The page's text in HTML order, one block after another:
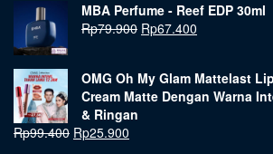
MBA Perfume - Reef EDP 30ml
Rp79.900 Rp67.400
OMG Oh My Glam Mattelast
Cream Matte Dengan Warna
& Ringan
Rp99.400 Rp25.900